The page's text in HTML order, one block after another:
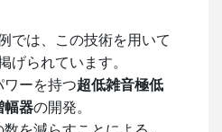
では、この技術を用いて
げられています。
ワーを持つ超低雑音極低
幅器の開発。